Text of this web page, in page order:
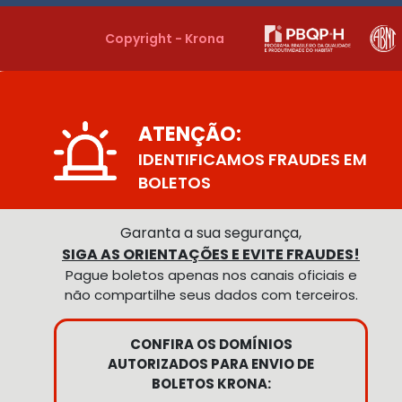
Copyright - Krona
ATENÇÃO:
IDENTIFICAMOS FRAUDES EM
BOLETOS
Garanta a sua segurança,
SIGA AS ORIENTAÇÕES E EVITE FRAUDES!
Pague boletos apenas nos canais oficiais e
não compartilhe seus dados com terceiros.
CONFIRA OS DOMÍNIOS
AUTORIZADOS PARA ENVIO DE
BOLETOS KRONA: